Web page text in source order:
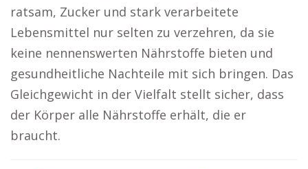
ratsam, Zucker und stark verarbeitete
Lebensmittel nur selten zu verzehren, da sie
keine nennenswerten Nährstoffe bieten und
gesundheitliche Nachteile mit sich bringen. Das
Gleichgewicht in der Vielfalt stellt sicher, dass
der Körper alle Nährstoffe erhält, die er
braucht.